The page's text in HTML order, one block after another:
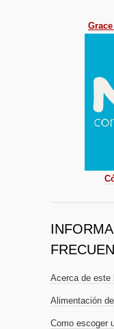
Acerca de este
Alimentación
Como escoger